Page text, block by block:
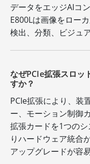
データをエッジAIコ
E800Lは画像をロー
検出、分類、ビジュ
なぜPCIe拡張スロッ
すか？
PCIe拡張により、装
ー、モーション制御
拡張カードを1つの
りハードウェア統合
アップグレードが容